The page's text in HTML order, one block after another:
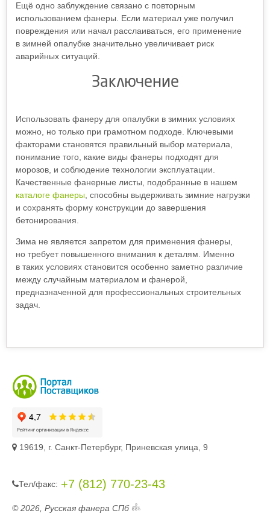
Ещё одно заблуждение связано с повторным
использованием фанеры. Если материал уже получил
повреждения или начал расслаиваться, его применение
в зимней опалубке значительно увеличивает риск
аварийных ситуаций.
Заключение
Использовать фанеру для опалубки в зимних условиях
можно, но только при грамотном подходе. Ключевыми
факторами становятся правильный выбор материала,
понимание того, какие виды фанеры подходят для
морозов, и соблюдение технологии эксплуатации.
Качественные фанерные листы, подобранные в нашем
каталоге фанеры, способны выдерживать зимние нагрузки
и сохранять форму конструкции до завершения
бетонирования.
Зима не является запретом для применения фанеры,
но требует повышенного внимания к деталям. Именно
в таких условиях становится особенно заметно различие
между случайным материалом и фанерой,
предназначенной для профессиональных строительных
задач.
19619, г. Санкт-Петербург, Приневская улица, 9
Тел/фaкc: +7 (812) 770-23-43
© 2026, Русская фанера СПб